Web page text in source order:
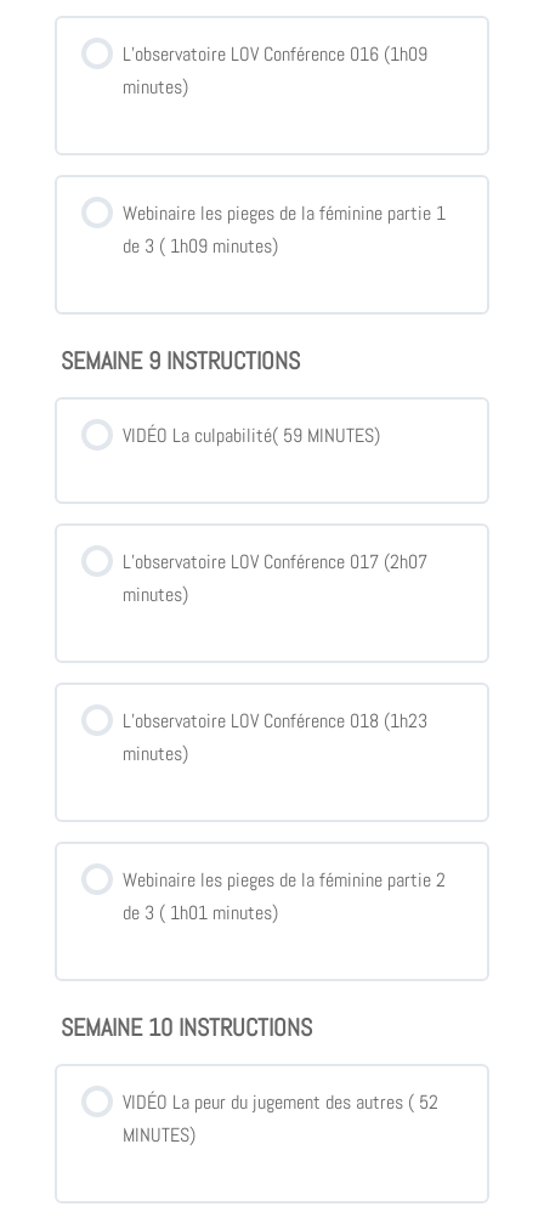
L’observatoire LOV Conférence 016 (1h09
minutes)
Webinaire les pieges de la féminine partie 1
de 3 ( 1h09 minutes)
SEMAINE 9 INSTRUCTIONS
VIDÉO La culpabilité( 59 MINUTES)
L’observatoire LOV Conférence 017 (2h07
minutes)
L’observatoire LOV Conférence 018 (1h23
minutes)
Webinaire les pieges de la féminine partie 2
de 3 ( 1h01 minutes)
SEMAINE 10 INSTRUCTIONS
VIDÉO La peur du jugement des autres ( 52
MINUTES)